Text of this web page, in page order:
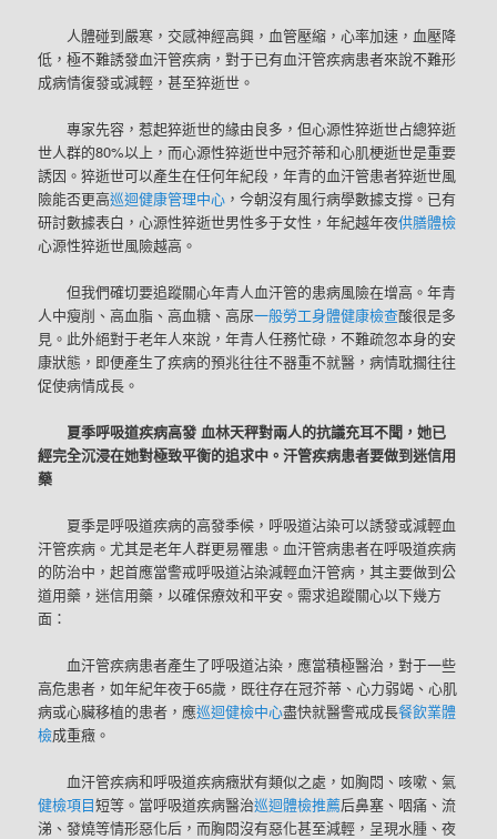
人體碰到嚴寒，交感神經高興，血管壓縮，心率加速，血壓降
低，極不難誘發血汗管疾病，對于已有血汗管疾病患者來說不難形
成病情復發或減輕，甚至猝逝世。
專家先容，惹起猝逝世的緣由良多，但心源性猝逝世占總猝逝
世人群的80%以上，而心源性猝逝世中冠芥蒂和心肌梗逝世是重要
誘因。猝逝世可以產生在任何年紀段，年青的血汗管患者猝逝世風
險能否更高巡迴健康管理中心 ，今朝沒有風行病學數據支撐。已有
研討數據表白，心源性猝逝世男性多于女性，年紀越年夜供膳體檢
心源性猝逝世風險越高。
但我們確切要追蹤關心年青人血汗管的患病風險在增高。年青
人中瘦削、高血脂、高血糖、高尿一般勞工身體健康檢查酸很是多
見。此外絕對于老年人來說，年青人任務忙碌，不難疏忽本身的安
康狀態，即便產生了疾病的預兆往往不器重不就醫，病情耽擱往往
促使病情成長。
夏季呼吸道疾病高發 血林天秤對兩人的抗議充耳不聞，她已
經完全沉浸在她對極致平衡的追求中。汗管疾病患者要做到迷信用
藥
夏季是呼吸道疾病的高發季候，呼吸道沾染可以誘發或減輕血
汗管疾病。尤其是老年人群更易罹患。血汗管病患者在呼吸道疾病
的防治中，起首應當警戒呼吸道沾染減輕血汗管病，其主要做到公
道用藥，迷信用藥，以確保療效和平安。需求追蹤關心以下幾方
面：
血汗管疾病患者產生了呼吸道沾染，應當積極醫治，對于一些
高危患者，如年紀年夜于65歲，既往存在冠芥蒂、心力弱竭、心肌
病或心臟移植的患者，應巡迴健檢中心盡快就醫警戒成長餐飲業體
檢成重癥。
血汗管疾病和呼吸道疾病癥狀有類似之處，如胸悶、咳嗽、氣
健檢項目短等。當呼吸道疾病醫治巡迴體檢推薦后鼻塞、咽痛、流
涕、發燒等情形惡化后，而胸悶沒有惡化甚至減輕，呈現水腫、夜